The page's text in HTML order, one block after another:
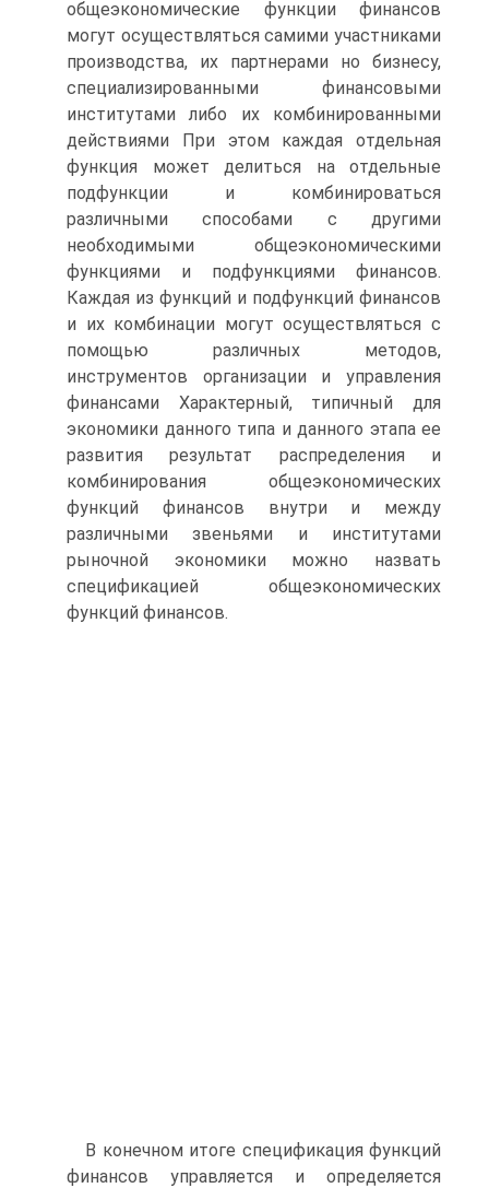
общеэкономические функции финансов
могут осуществляться самими участниками
производства, их партнерами но бизнесу,
специализированными финансовыми
институтами либо их комбинированными
действиями При этом каждая отдельная
функция может делиться на отдельные
подфункции и комбинироваться
различными способами с другими
необходимыми общеэкономическими
функциями и подфункциями финансов.
Каждая из функций и подфункций финансов
и их комбинации могут осуществляться с
помощью различных методов,
инструментов организации и управления
финансами Характерный, типичный для
экономики данного типа и данного этапа ее
развития результат распределения и
комбинирования общеэкономических
функций финансов внутри и между
различными звеньями и институтами
рыночной экономики можно назвать
спецификацией общеэкономических
функций финансов.
В конечном итоге спецификация функций
финансов управляется и определяется